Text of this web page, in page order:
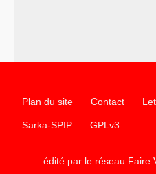
Plan du site Contact
Sarka-SPIP GPLv3
édité par le réseau Faire